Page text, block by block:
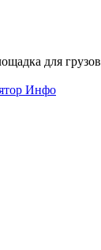
для грузов
Инфо